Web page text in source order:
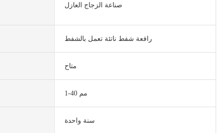
صناعة الزجاج العازل
رافعة شفط ناتئة تعمل بالشفط
متاح
1-40 مم
سنة واحدة